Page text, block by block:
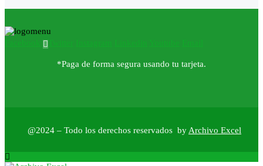
*Paga de forma segura usando tu tarjeta.
@2024 – Todo los derechos reservados by Archivo Excel